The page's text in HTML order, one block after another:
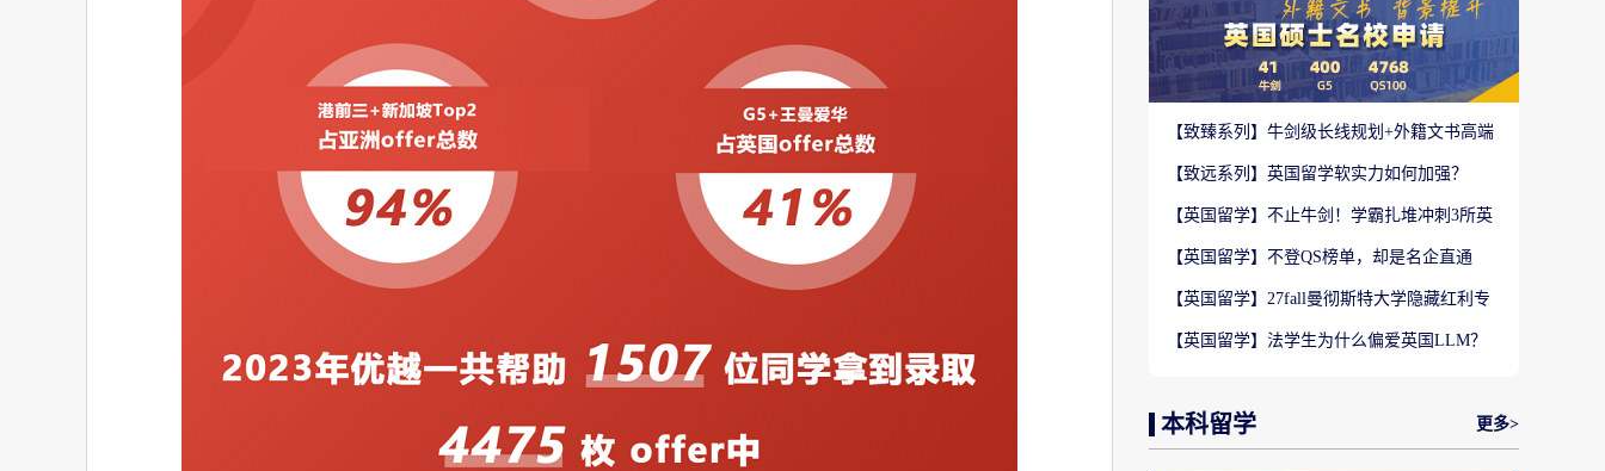
【致臻系列】牛剑级长线规划+外籍文书高端
【致远系列】英国留学软实力如何加强？
【英国留学】不止牛剑！学霸扎堆冲刺3所英
【英国留学】不登QS榜单，却是名企直通
【英国留学】27fall曼彻斯特大学隐藏红利专
【英国留学】法学生为什么偏爱英国LLM？
本科留学 更多>